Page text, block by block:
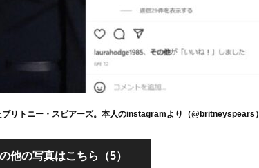
リトニー・スピアーズ。本人のinstagramより（@britneyspears）
他の写真はこちら（5）